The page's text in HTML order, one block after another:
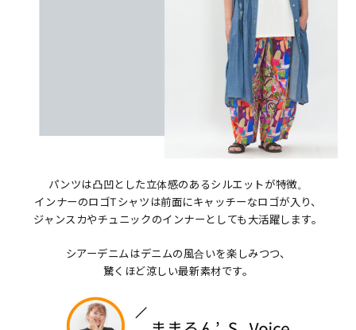
パンツは凸凹とした立体感のあるシルエットが特徴。
インナーのロゴTシャツは前面にキャッチーなロゴが入り、
ジャンスカやチュニックのインナーとしても大活躍します。
シアーデニムはデニムの風合いを楽しみつつ、
驚くほど涼しい最新素材です。